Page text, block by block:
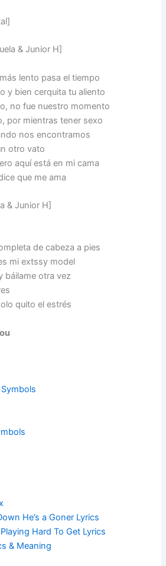
& Junior H]
lento pasa el tiempo
y bien cerquita tu aliento
no fue nuestro momento
por mientras tener sexo
nos encontramos
otro vato
aquí está en mi cama
que me ama
& Junior H]
de cabeza a pies
mi extssy model
báilame otra vez
quito el estrés
He’s a Goner Lyrics
Hard To Get Lyrics
& Meaning